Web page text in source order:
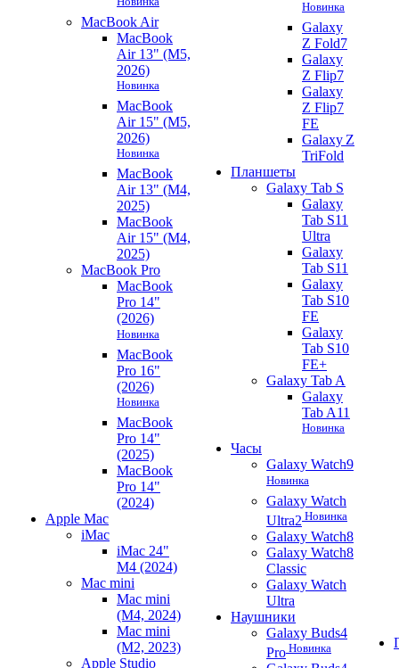
MacBook Air
MacBook
Air 13" (M5,
2026)
Новинка
MacBook
Air 15" (M5,
2026)
Новинка
MacBook
Air 13" (M4,
2025)
MacBook
Air 15" (M4,
2025)
MacBook Pro
MacBook
Pro 14"
(2026)
Новинка
MacBook
Pro 16"
(2026)
Новинка
MacBook
Pro 14"
(2025)
MacBook
Pro 14"
(2024)
Apple Mac
iMac
iMac 24"
M4 (2024)
Mac mini
Mac mini
(M4, 2024)
Mac mini
(M2, 2023)
Apple Studio
Новинка
Galaxy
Z Fold7
Galaxy
Z Flip7
Galaxy
Z Flip7
FE
Galaxy Z
TriFold
Планшеты
Galaxy Tab S
Galaxy
Tab S11
Ultra
Galaxy
Tab S11
Galaxy
Tab S10
FE
Galaxy
Tab S10
FE+
Galaxy Tab A
Galaxy
Tab A11
Новинка
Часы
Galaxy Watch9
Новинка
Galaxy Watch
Ultra2 Новинка
Galaxy Watch8
Galaxy Watch8
Classic
Galaxy Watch
Ultra
Наушники
Galaxy Buds4
Pro Новинка